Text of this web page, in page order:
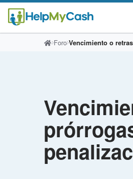
Foro Vencimiento o